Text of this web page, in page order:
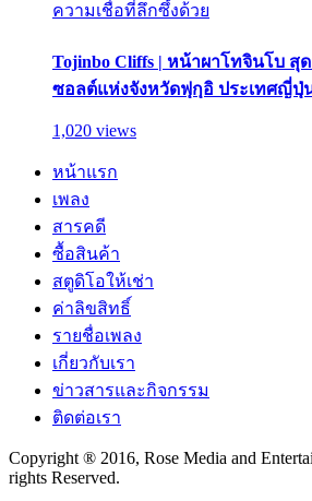
ความเชื่อที่ลึกซึ้งด้วย
Tojinbo Cliffs | หน้าผาโทจินโบ สุ
ซอลต์แห่งจังหวัดฟุกุอิ ประเทศญี่ปุ่
1,020 views
หน้าแรก
เพลง
สารคดี
ซื้อสินค้า
สตูดิโอให้เช่า
ค่าลิขสิทธิ์
รายชื่อเพลง
เกี่ยวกับเรา
ข่าวสารและกิจกรรม
ติดต่อเรา
Copyright ® 2016, Rose Media and
rights Reserved.